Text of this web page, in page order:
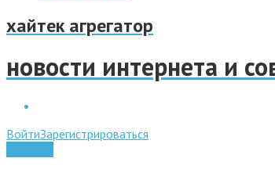
хайтек агрегатор
новости интернета и
ВойтиЗарегистрироваться